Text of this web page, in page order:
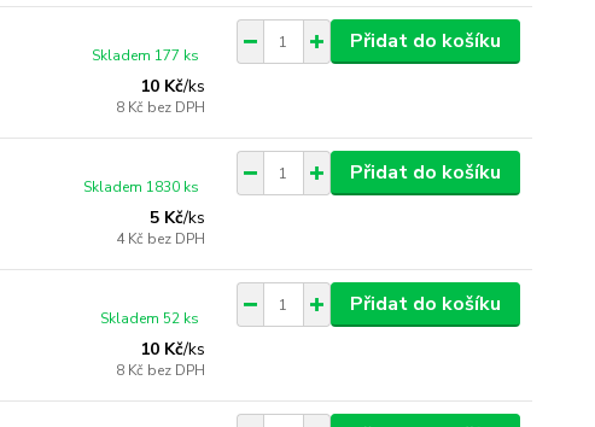
10 Kč/ks
8 Kč bez DPH
Skladem 177 ks
Přidat do košíku
5 Kč/ks
4 Kč bez DPH
Skladem 1830 ks
Přidat do košíku
10 Kč/ks
8 Kč bez DPH
Skladem 52 ks
Přidat do košíku